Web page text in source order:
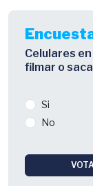
Celulares
filmar o
Si
No